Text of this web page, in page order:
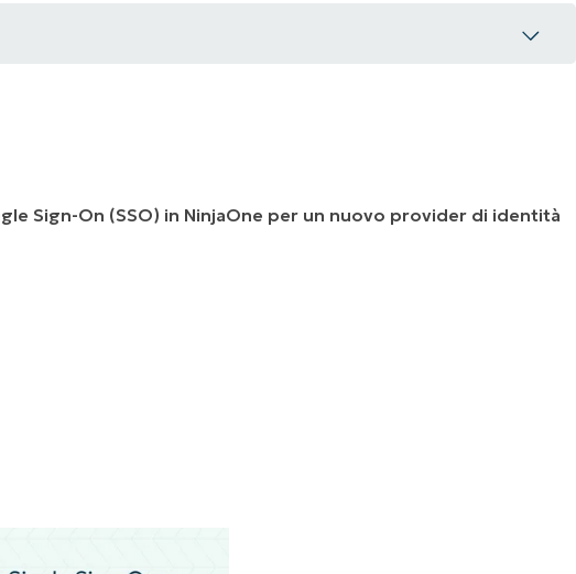
Sign-On (SSO) in NinjaOne per un nuovo provider di identità